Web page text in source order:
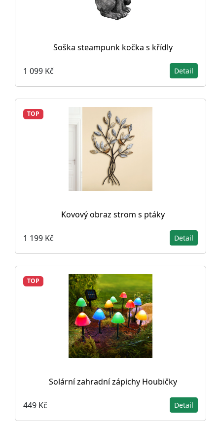
Soška steampunk kočka s křídly
1 099 Kč Detail
TOP
Kovový obraz strom s ptáky
1 199 Kč Detail
TOP
Solární zahradní zápichy Houbičky
449 Kč Detail